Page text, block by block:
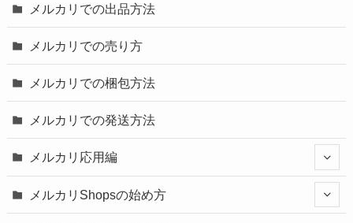
メルカリでの出品方法
メルカリでの売り方
メルカリでの梱包方法
メルカリでの発送方法
メルカリ応用編
メルカリShopsの始め方